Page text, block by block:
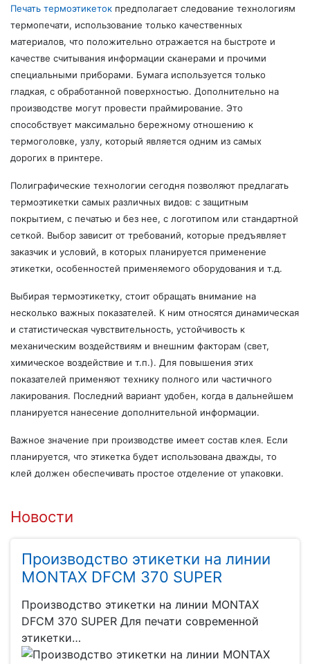
Печать термоэтикеток предполагает следование технологиям
термопечати, использование только качественных
материалов, что положительно отражается на быстроте и
качестве считывания информации сканерами и прочими
специальными приборами. Бумага используется только
гладкая, с обработанной поверхностью. Дополнительно на
производстве могут провести праймирование. Это
способствует максимально бережному отношению к
термоголовке, узлу, который является одним из самых
дорогих в принтере.
Полиграфические технологии сегодня позволяют предлагать
термоэтикетки самых различных видов: с защитным
покрытием, с печатью и без нее, с логотипом или стандартной
сеткой. Выбор зависит от требований, которые предъявляет
заказчик и условий, в которых планируется применение
этикетки, особенностей применяемого оборудования и т.д.
Выбирая термоэтикетку, стоит обращать внимание на
несколько важных показателей. К ним относятся динамическая
и статистическая чувствительность, устойчивость к
механическим воздействиям и внешним факторам (свет,
химическое воздействие и т.п.). Для повышения этих
показателей применяют технику полного или частичного
лакирования. Последний вариант удобен, когда в дальнейшем
планируется нанесение дополнительной информации.
Важное значение при производстве имеет состав клея. Если
планируется, что этикетка будет использована дважды, то
клей должен обеспечивать простое отделение от упаковки.
Новости
Производство этикетки на линии
MONTAX DFCM 370 SUPER
Производство этикетки на линии MONTAX
DFCM 370 SUPER Для печати современной
этикетки…